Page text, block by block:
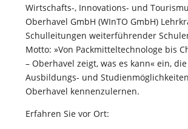
Wirtschafts-, Innovations- und
Oberhavel GmbH (WInTO GmbH)
Schulleitungen weiterführender
Motto: »Von Packmitteltechnologe bis
– Oberhavel zeigt, was es kann« ein,
Ausbildungs- und
Oberhavel kennenzulernen.
Erfahren Sie vor Ort: